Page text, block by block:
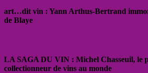
art…dit vin : Yann Arthus-Bertrand
de Blaye
LA SAGA DU VIN : Michel Chasseuil, le
collectionneur de vins au monde